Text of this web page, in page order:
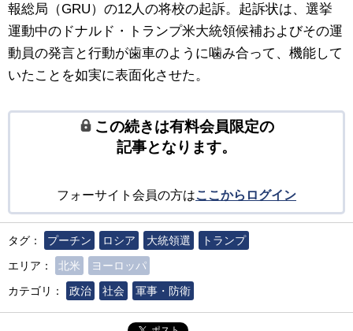
報総局（GRU）の12人の将校の起訴。起訴状は、選挙
運動中のドナルド・トランプ米大統領候補およびその運
動員の発言と行動が歯車のように噛み合って、機能して
いたことを如実に表面化させた。
この続きは有料会員限定の
記事となります。
フォーサイト会員の方はここからログイン
タグ： プーチン ロシア 大統領選
トランプ
エリア：
北米
ヨーロッパ
カテゴリ：
政治 社会 軍事・防衛